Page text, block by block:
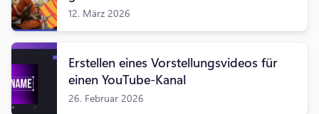
12. März 2026
Erstellen eines Vorstellungsvideos für
einen YouTube-Kanal
26. Februar 2026